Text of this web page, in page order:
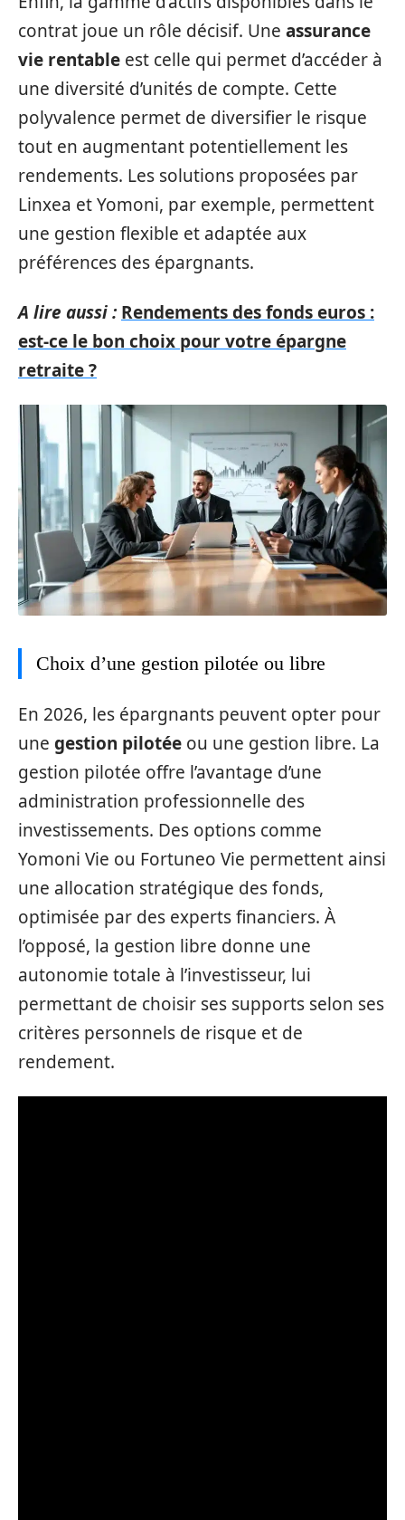
contrat joue un rôle décisif. Une assurance
vie rentable est celle qui permet d’accéder à
une diversité d’unités de compte. Cette
polyvalence permet de diversifier le risque
tout en augmentant potentiellement les
rendements. Les solutions proposées par
Linxea et Yomoni, par exemple, permettent
une gestion flexible et adaptée aux
préférences des épargnants.
A lire aussi : Rendements des fonds euros :
est-ce le bon choix pour votre épargne
retraite ?
Choix d’une gestion pilotée ou libre
En 2026, les épargnants peuvent opter pour
une gestion pilotée ou une gestion libre. La
gestion pilotée offre l’avantage d’une
administration professionnelle des
investissements. Des options comme
Yomoni Vie ou Fortuneo Vie permettent ainsi
une allocation stratégique des fonds,
optimisée par des experts financiers. À
l’opposé, la gestion libre donne une
autonomie totale à l’investisseur, lui
permettant de choisir ses supports selon ses
critères personnels de risque et de
rendement.